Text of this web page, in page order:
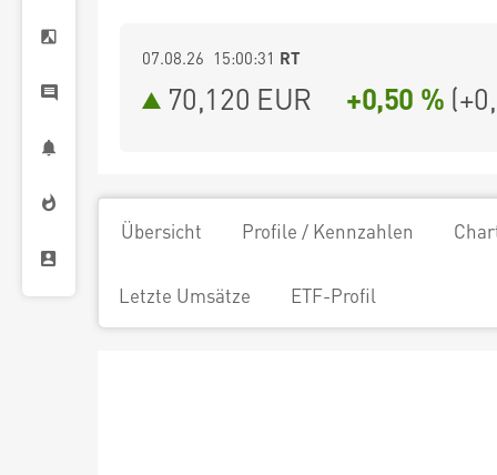
07.08.26 15:00:31 RT
70,120 EUR +0,50 % (
Übersicht Profile / Kennzahlen
Letzte Umsätze ETF-Profil